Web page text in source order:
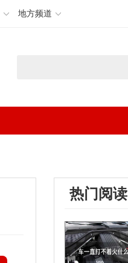
地方频道
热门阅读